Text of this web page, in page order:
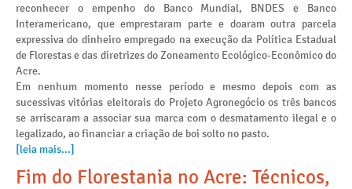
reconhecer o empenho do Banco Mundial, BNDES e Banco
Interamericano, que emprestaram parte e doaram outra parcela
expressiva do dinheiro empregado na execução da Política Estadual
de Florestas e das diretrizes do Zoneamento Ecológico-Econômico do
Acre.
Em nenhum momento nesse período e mesmo depois com as
sucessivas vitórias eleitorais do Projeto Agronegócio os três bancos
se arriscaram a associar sua marca com o desmatamento ilegal e o
legalizado, ao financiar a criação de boi solto no pasto.
[leia mais...]
Fim do Florestania no Acre: Técnicos,